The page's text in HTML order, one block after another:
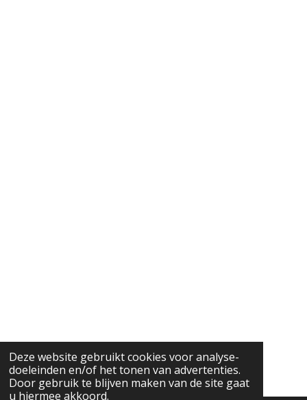
Deze website gebruikt cookies voor analyse-
doeleinden en/of het tonen van advertenties.
Door gebruik te blijven maken van de site gaat
u hiermee akkoord.